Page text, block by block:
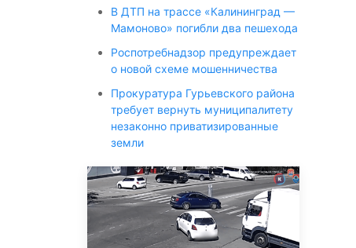
В ДТП на трассе «Калининград —
Мамоново» погибли два пешехода
Роспотребнадзор предупреждает
о новой схеме мошенничества
Прокуратура Гурьевского района
требует вернуть муниципалитету
незаконно приватизированные
земли